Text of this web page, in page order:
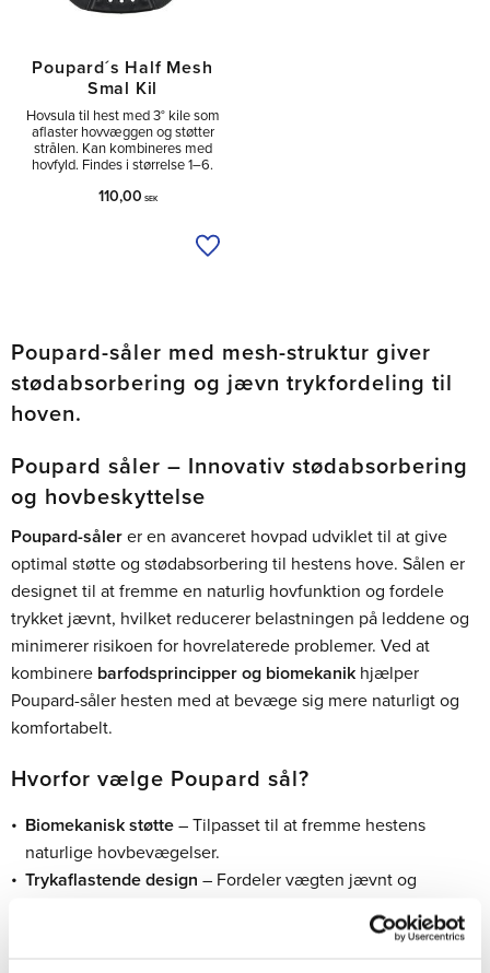
Poupard´s Half Mesh
Smal Kil
Hovsula til hest med 3° kile som
aflaster hovvæggen og støtter
strålen. Kan kombineres med
hovfyld. Findes i størrelse 1–6.
110,00 SEK
Tilføj til ønskeliste
Poupard-såler med mesh-struktur giver
stødabsorbering og jævn trykfordeling til
hoven.
Poupard såler – Innovativ stødabsorbering
og hovbeskyttelse
Poupard-såler er en avanceret hovpad udviklet til at give
optimal støtte og stødabsorbering til hestens hove. Sålen er
designet til at fremme en naturlig hovfunktion og fordele
trykket jævnt, hvilket reducerer belastningen på leddene og
minimerer risikoen for hovrelaterede problemer. Ved at
kombinere barfodsprincipper og biomekanik hjælper
Poupard-såler hesten med at bevæge sig mere naturligt og
komfortabelt.
Hvorfor vælge Poupard sål?
Biomekanisk støtte – Tilpasset til at fremme hestens
naturlige hovbevægelser.
Trykaflastende design – Fordeler vægten jævnt og
– Beskytter hoven på hårde